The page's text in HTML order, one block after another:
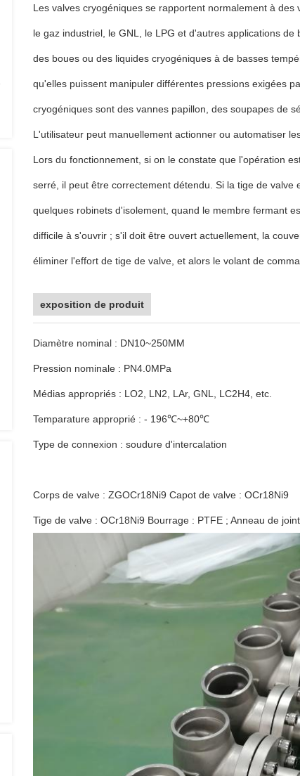
Les valves cryogéniques se rapportent normalement à
le gaz industriel, le GNL, le LPG et d'autres applications
des boues ou des liquides cryogéniques à de basses
qu'elles puissent manipuler différentes pressions exigées
cryogéniques sont des vannes papillon, des soupapes de
L'utilisateur peut manuellement actionner ou automatiser
Lors du fonctionnement, si on le constate que l'opération
serré, il peut être correctement détendu. Si la tige de
quelques robinets d'isolement, quand le membre fermant
difficile à s'ouvrir ; s'il doit être ouvert actuellement, la
éliminer l'effort de tige de valve, et alors le volant de
exposition de produit
Diamètre nominal : DN10~250MM
Pression nominale : PN4.0MPa
Médias appropriés : LO2, LN2, LAr, GNL, LC2H4, etc.
Temparature approprié : - 196℃~+80℃
Type de connexion : soudure d'intercalation
Corps de valve : ZGOCr18Ni9 Capot de valve : OCr18Ni9
Tige de valve : OCr18Ni9 Bourrage : PTFE ; Anneau de